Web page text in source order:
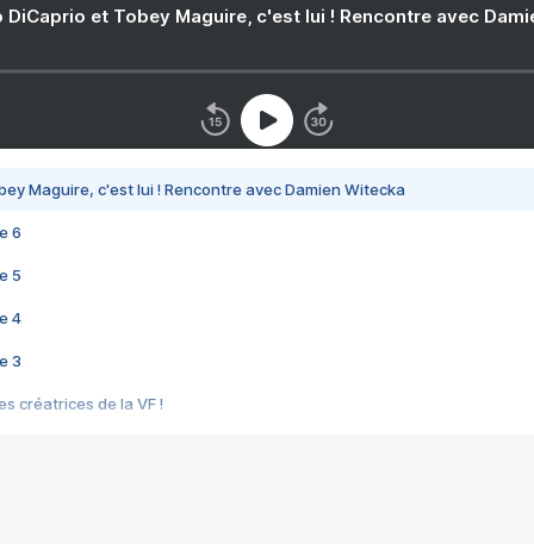
DiCaprio et Tobey Maguire, c'est lui ! Rencontre avec
Maguire, c'est lui ! Rencontre avec Damien Witecka
6
5
4
3
créatrices de la VF !